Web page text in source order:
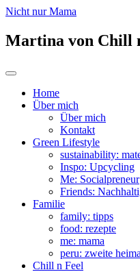
Nicht nur Mama
Martina von Chill
Zum
springen
Toggle
navigationHome
Über mich
Über mich
Kontakt
Green Lifestyle
sustainability:
Inspo: Upcycling
Me: Socialpreneur
Friends:
Familie
family: tipps
food: rezepte
me: mama
peru: zweite
Chill n Feel